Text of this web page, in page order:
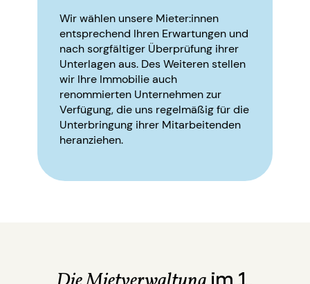
Wir wählen unsere Mieter:innen
entsprechend Ihren Erwartungen und
nach sorgfältiger Überprüfung ihrer
Unterlagen aus. Des Weiteren stellen
wir Ihre Immobilie auch
renommierten Unternehmen zur
Verfügung, die uns regelmäßig für die
Unterbringung ihrer Mitarbeitenden
heranziehen.
im 1.